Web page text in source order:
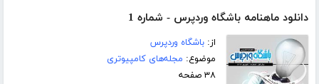
دانلود ماهنامه باشگاه وردپرس - شماره 1
از:باشگاه وردپرس
موضوع: مجله‌های کامپیوتری
۳۸ صفحه